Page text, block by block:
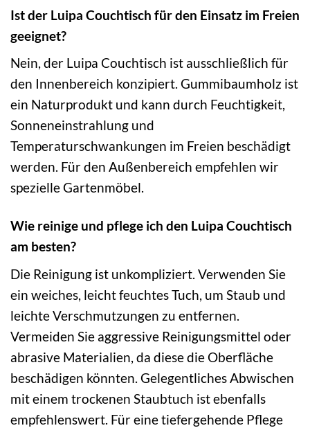
Ist der Luipa Couchtisch für den Einsatz im Freien
geeignet?
Nein, der Luipa Couchtisch ist ausschließlich für
den Innenbereich konzipiert. Gummibaumholz ist
ein Naturprodukt und kann durch Feuchtigkeit,
Sonneneinstrahlung und
Temperaturschwankungen im Freien beschädigt
werden. Für den Außenbereich empfehlen wir
spezielle Gartenmöbel.
Wie reinige und pflege ich den Luipa Couchtisch
am besten?
Die Reinigung ist unkompliziert. Verwenden Sie
ein weiches, leicht feuchtes Tuch, um Staub und
leichte Verschmutzungen zu entfernen.
Vermeiden Sie aggressive Reinigungsmittel oder
abrasive Materialien, da diese die Oberfläche
beschädigen könnten. Gelegentliches Abwischen
mit einem trockenen Staubtuch ist ebenfalls
empfehlenswert. Für eine tiefergehende Pflege